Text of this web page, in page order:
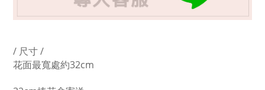
/ 尺寸 /
花面最寬處約32cm